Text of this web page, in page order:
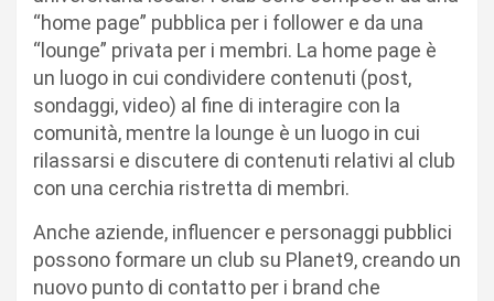
“home page” pubblica per i follower e da una
“lounge” privata per i membri. La home page è
un luogo in cui condividere contenuti (post,
sondaggi, video) al fine di interagire con la
comunità, mentre la lounge è un luogo in cui
rilassarsi e discutere di contenuti relativi al club
con una cerchia ristretta di membri.
Anche aziende, influencer e personaggi pubblici
possono formare un club su Planet9, creando un
nuovo punto di contatto per i brand che